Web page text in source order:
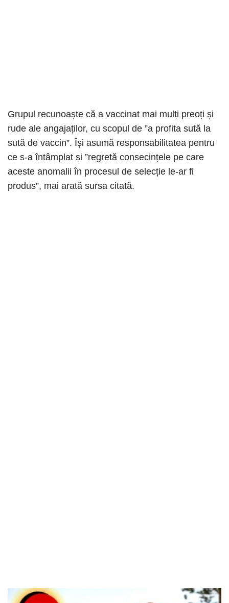
Grupul recunoaște că a vaccinat mai mulți preoți și
rude ale angajaților, cu scopul de ”a profita sută la
sută de vaccin”. Își asumă responsabilitatea pentru
ce s-a întâmplat și ”regretă consecințele pe care
aceste anomalii în procesul de selecție le-ar fi
produs”, mai arată sursa citată.